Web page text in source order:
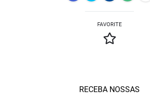
FAVORITE
RECEBA NOSSAS